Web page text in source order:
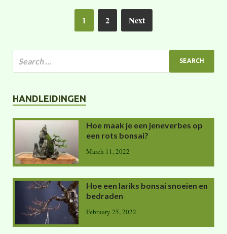
1 2 Next
HANDLEIDINGEN
Hoe maak je een jeneverbes op
een rots bonsai?
March 11, 2022
Hoe een lariks bonsai snoeien en
bedraden
February 25, 2022